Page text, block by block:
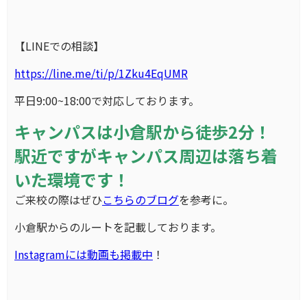
【LINEでの相談】
https://line.me/ti/p/1Zku4EqUMR
平日9:00~18:00で対応しております。
キャンパスは小倉駅から徒歩2分！
駅近ですがキャンパス周辺は落ち着
いた環境です！
ご来校の際はぜひこちらのブログを参考に。
小倉駅からのルートを記載しております。
Instagramには動画も掲載中 ！